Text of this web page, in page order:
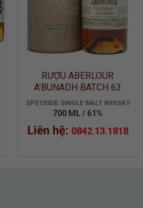
RƯỢU ABERLOUR
A’BUNADH BATCH 63
SPEYSIDE SINGLE MALT WHISKY
700 ML / 61%
Liên hệ: 0842.13.1818